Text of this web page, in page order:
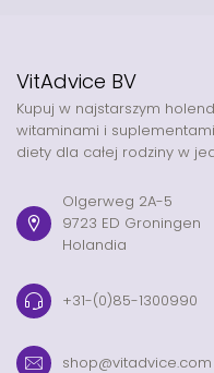
VitAdvice BV
Kupuj w najstarszym
witaminami i
diety dla całej rodziny w
Olgerweg 2A-5
9723 ED Groningen
Holandia
+31-(0)85-1300990
shop@vitadvice.com